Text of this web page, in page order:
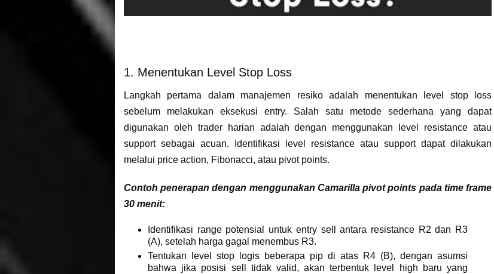
1. Menentukan Level Stop Loss
Langkah pertama dalam manajemen resiko adalah menentukan level stop loss
sebelum melakukan eksekusi entry. Salah satu metode sederhana yang dapat
digunakan oleh trader harian adalah dengan menggunakan level resistance atau
support sebagai acuan. Identifikasi level resistance atau support dapat dilakukan
melalui price action, Fibonacci, atau pivot points.
Contoh penerapan dengan menggunakan Camarilla pivot points pada time frame
30 menit:
Identifikasi range potensial untuk entry sell antara resistance R2 dan R3
(A), setelah harga gagal menembus R3.
Tentukan level stop logis beberapa pip di atas R4 (B), dengan asumsi
bahwa jika posisi sell tidak valid, akan terbentuk level high baru yang